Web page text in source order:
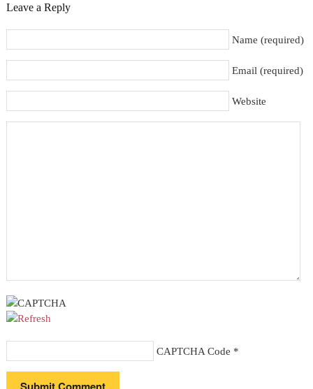
Leave a Reply
Name (required)
Email (required)
Website
CAPTCHA Code *